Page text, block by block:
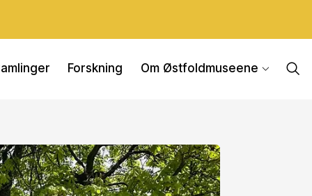
Forskning Om Østfoldmuseene